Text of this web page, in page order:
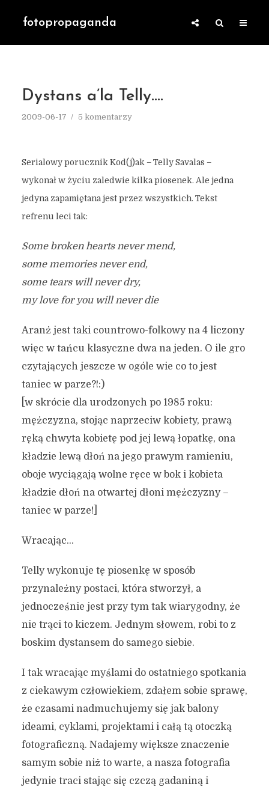
fotopropaganda
Dystans a’la Telly….
2009-06-17 5 komentarzy
Serialowy porucznik Kod(j)ak – Telly Savalas –
wykonał w życiu zaledwie kilka piosenek. Ale jedna
jedyna zapamiętana jest przez wszystkich. Tekst
refrenu leci tak:
Some broken hearts never mend,
some memories never end,
some tears will never dry,
my love for you will never die
Aranż jest taki countrowo-folkowy na 4 liczony
więc w tańcu klasyczne dwa na jeden. O ile gro
czytających jeszcze w ogóle wie co to jest
taniec w parze?!:)
[w skrócie dla urodzonych po 1985 roku:
mężczyzna, stojąc naprzeciw kobiety, prawą
ręką chwyta kobietę pod jej lewą łopatkę, ona
kładzie lewą dłoń na jego prawym ramieniu,
oboje wyciągają wolne ręce w bok i kobieta
kładzie dłoń na otwartej dłoni mężczyzny –
taniec w parze!]
Wracając…
Telly wykonuje tę piosenkę w sposób
przynależny postaci, która stworzył, a
jednocześnie jest przy tym tak wiarygodny, że
nie trąci to kiczem. Jednym słowem, robi to z
boskim dystansem do samego siebie.
I tak wracając myślami do ostatniego spotkania
z ciekawym człowiekiem, zdałem sobie sprawę,
że czasami nadmuchujemy się jak balony
ideami, cyklami, projektami i całą tą otoczką
fotograficzną. Nadajemy większe znaczenie
samym sobie niż to warte, a nasza fotografia
jedynie traci stając się czczą gadaniną i